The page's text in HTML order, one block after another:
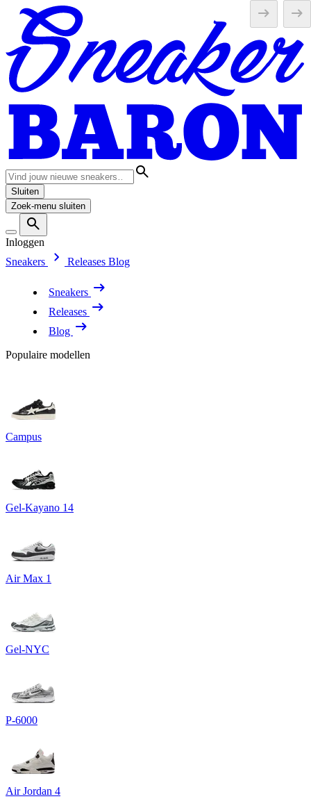
Sluiten
Zoek-menu sluiten
Inloggen
Sneakers
Releases Blog
Sneakers
Releases
Blog
Populaire modellen
Campus
Gel-Kayano 14
Air Max 1
Gel-NYC
P-6000
Air Jordan 4